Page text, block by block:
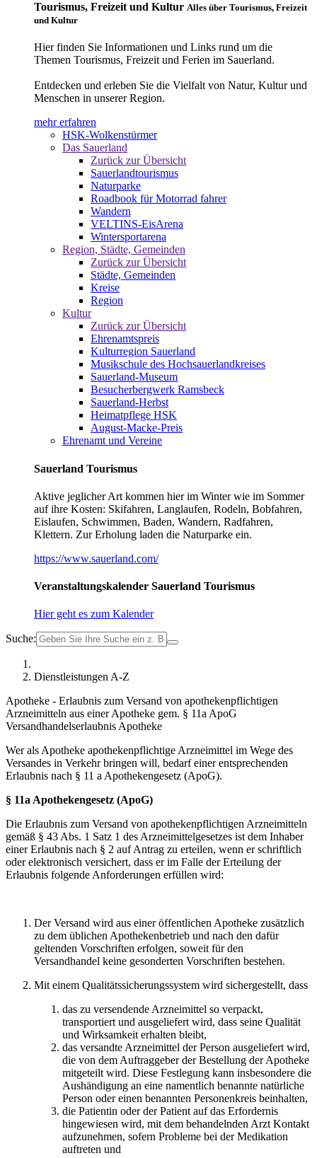
Tourismus, Freizeit und Kultur Alles über Tourismus, Freizeit
und Kultur
Hier finden Sie Informationen und Links rund um die
Themen Tourismus, Freizeit und Ferien im Sauerland.
Entdecken und erleben Sie die Vielfalt von Natur, Kultur und
Menschen in unserer Region.
mehr erfahren
HSK-Wolkenstürmer
Das Sauerland
Zurück zur Übersicht
Sauerlandtourismus
Naturparke
Roadbook für Motorrad fahrer
Wandern
VELTINS-EisArena
Wintersportarena
Region, Städte, Gemeinden
Zurück zur Übersicht
Städte, Gemeinden
Kreise
Region
Kultur
Zurück zur Übersicht
Ehrenamtspreis
Kulturregion Sauerland
Musikschule des Hochsauerlandkreises
Sauerland-Museum
Besucherbergwerk Ramsbeck
Sauerland-Herbst
Heimatpflege HSK
August-Macke-Preis
Ehrenamt und Vereine
Sauerland Tourismus
Aktive jeglicher Art kommen hier im Winter wie im Sommer
auf ihre Kosten: Skifahren, Langlaufen, Rodeln, Bobfahren,
Eislaufen, Schwimmen, Baden, Wandern, Radfahren,
Klettern. Zur Erholung laden die Naturparke ein.
https://www.sauerland.com/
Veranstaltungskalender Sauerland Tourismus
Hier geht es zum Kalender
Suche:
Dienstleistungen A-Z
Apotheke - Erlaubnis zum Versand von apothekenpflichtigen
Arzneimitteln aus einer Apotheke gem. § 11a ApoG
Versandhandelserlaubnis Apotheke
Wer als Apotheke apothekenpflichtige Arzneimittel im Wege des
Versandes in Verkehr bringen will, bedarf einer entsprechenden
Erlaubnis nach § 11 a Apothekengesetz (ApoG).
§ 11a Apothekengesetz (ApoG)
Die Erlaubnis zum Versand von apothekenpflichtigen Arzneimitteln
gemäß § 43 Abs. 1 Satz 1 des Arzneimittelgesetzes ist dem Inhaber
einer Erlaubnis nach § 2 auf Antrag zu erteilen, wenn er schriftlich
oder elektronisch versichert, dass er im Falle der Erteilung der
Erlaubnis folgende Anforderungen erfüllen wird:
Der Versand wird aus einer öffentlichen Apotheke zusätzlich
zu dem üblichen Apothekenbetrieb und nach den dafür
geltenden Vorschriften erfolgen, soweit für den
Versandhandel keine gesonderten Vorschriften bestehen.
Mit einem Qualitätssicherungssystem wird sichergestellt, dass
das zu versendende Arzneimittel so verpackt,
transportiert und ausgeliefert wird, dass seine Qualität
und Wirksamkeit erhalten bleibt,
das versandte Arzneimittel der Person ausgeliefert wird,
die von dem Auftraggeber der Bestellung der Apotheke
mitgeteilt wird. Diese Festlegung kann insbesondere die
Aushändigung an eine namentlich benannte natürliche
Person oder einen benannten Personenkreis beinhalten,
die Patientin oder der Patient auf das Erfordernis
hingewiesen wird, mit dem behandelnden Arzt Kontakt
aufzunehmen, sofern Probleme bei der Medikation
auftreten und